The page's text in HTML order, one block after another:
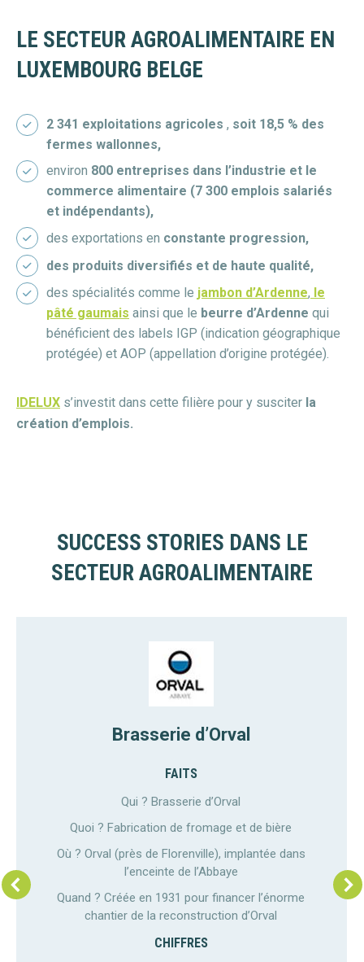
LE SECTEUR AGROALIMENTAIRE EN
LUXEMBOURG BELGE
2 341 exploitations agricoles , soit 18,5 % des
fermes wallonnes,
environ 800 entreprises dans l’industrie et le
commerce alimentaire (7 300 emplois salariés
et indépendants),
des exportations en constante progression,
des produits diversifiés et de haute qualité,
des spécialités comme le jambon d’Ardenne, le
pâté gaumais ainsi que le beurre d’Ardenne qui
bénéficient des labels IGP (indication géographique
protégée) et AOP (appellation d’origine protégée).
IDELUX s’investit dans cette filière pour y susciter la
création d’emplois.
SUCCESS STORIES DANS LE
SECTEUR AGROALIMENTAIRE
Brasserie d’Orval
FAITS
Qui ? Brasserie d’Orval
Quoi ? Fabrication de fromage et de bière
Où ? Orval (près de Florenville), implantée dans
l’enceinte de l’Abbaye
Quand ? Créée en 1931 pour financer l’énorme
chantier de la reconstruction d’Orval
CHIFFRES